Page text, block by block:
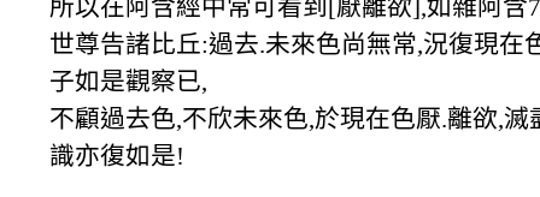
所以在阿含經中常可看到[厭離欲],如雜阿含
世尊告諸比丘:過去.未來色尚無常,況復現在
子如是觀察已,
不顧過去色,不欣未來色,於現在色厭.離欲,滅
識亦復如是!